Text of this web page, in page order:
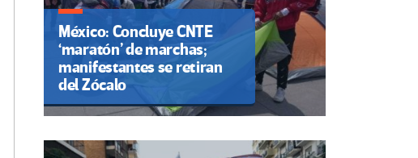
México: Concluye CNTE
‘maratón’ de marchas;
manifestantes se retiran
del Zócalo